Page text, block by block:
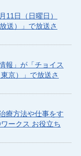
11日（日曜日）
送）」で放送さ
報」が「チョイス
京）」で放送さ
療方法や仕事をす
ークス お役立ち